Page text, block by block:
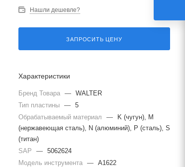
Нашли дешевле?
ЗАПРОСИТЬ ЦЕНУ
Характеристики
Бренд Товара — WALTER
Тип пластины — 5
Обрабатываемый материал
—
K (чугун), M
(нержавеющая сталь), N (алюминий), P (сталь), S
(титан)
SAP
— 5062624
Модель инструмента — A1622